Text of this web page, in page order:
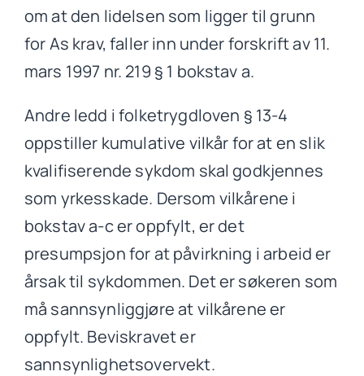
om at den lidelsen som ligger til grunn
for As krav, faller inn under forskrift av 11.
mars 1997 nr. 219 § 1 bokstav a.
Andre ledd i folketrygdloven § 13-4
oppstiller kumulative vilkår for at en slik
kvalifiserende sykdom skal godkjennes
som yrkesskade. Dersom vilkårene i
bokstav a-c er oppfylt, er det
presumpsjon for at påvirkning i arbeid er
årsak til sykdommen. Det er søkeren som
må sannsynliggjøre at vilkårene er
oppfylt. Beviskravet er
sannsynlighetsovervekt.